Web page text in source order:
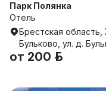
Парк Полянка
Отель
Брестская
Бульково, ул. д.
от 200 р.